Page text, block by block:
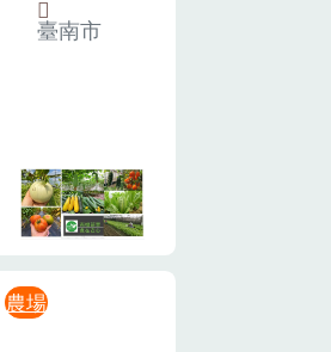
臺南市
農場